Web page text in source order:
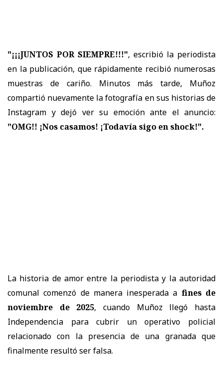
"¡¡¡JUNTOS POR SIEMPRE!!!", escribió la periodista
en la publicación, que rápidamente recibió numerosas
muestras de cariño. Minutos más tarde, Muñoz
compartió nuevamente la fotografía en sus historias de
Instagram y dejó ver su emoción ante el anuncio:
"OMG!! ¡Nos casamos! ¡Todavía sigo en shock!".
La historia de amor entre la periodista y la autoridad
comunal comenzó de manera inesperada a fines de
noviembre de 2025, cuando Muñoz llegó hasta
Independencia para cubrir un operativo policial
relacionado con la presencia de una granada que
finalmente resultó ser falsa.